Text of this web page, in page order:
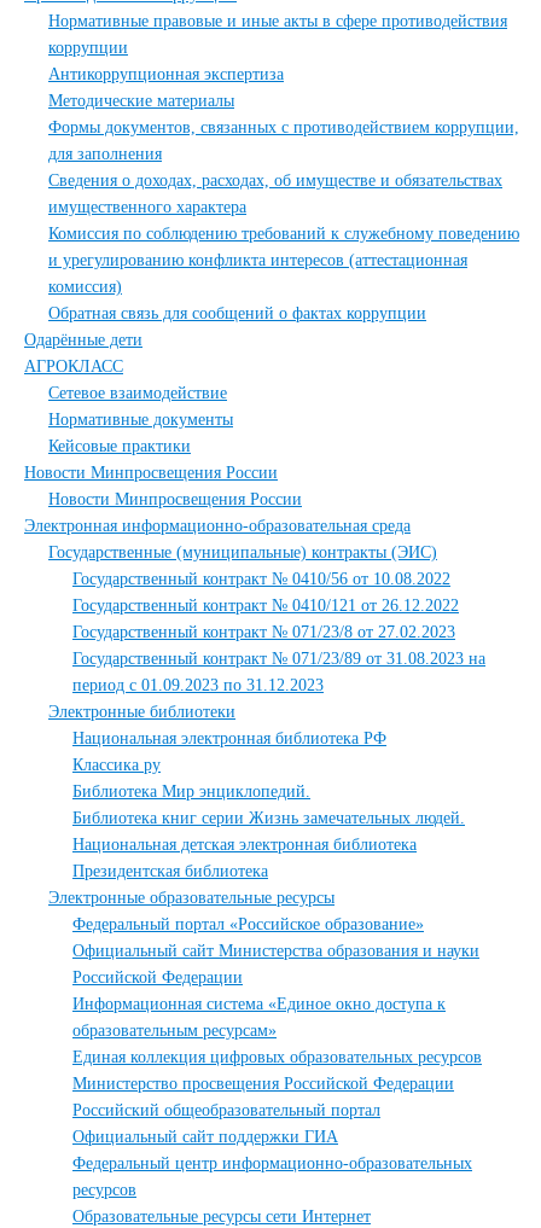
Нормативные правовые и иные акты в сфере противодействия
коррупции
Антикоррупционная экспертиза
Методические материалы
Формы документов, связанных с противодействием коррупции,
для заполнения
Сведения о доходах, расходах, об имуществе и обязательствах
имущественного характера
Комиссия по соблюдению требований к служебному поведению
и урегулированию конфликта интересов (аттестационная
комиссия)
Обратная связь для сообщений о фактах коррупции
Одарённые дети
АГРОКЛАСС
Сетевое взаимодействие
Нормативные документы
Кейсовые практики
Новости Минпросвещения России
Новости Минпросвещения России
Электронная информационно-образовательная среда
Государственные (муниципальные) контракты (ЭИС)
Государственный контракт № 0410/56 от 10.08.2022
Государственный контракт № 0410/121 от 26.12.2022
Государственный контракт № 071/23/8 от 27.02.2023
Государственный контракт № 071/23/89 от 31.08.2023 на
период с 01.09.2023 по 31.12.2023
Электронные библиотеки
Национальная электронная библиотека РФ
Классика ру
Библиотека Мир энциклопедий.
Библиотека книг серии Жизнь замечательных людей.
Национальная детская электронная библиотека
Президентская библиотека
Электронные образовательные ресурсы
Федеральный портал «Российское образование»
Официальный сайт Министерства образования и науки
Российской Федерации
Информационная система «Единое окно доступа к
образовательным ресурсам»
Единая коллекция цифровых образовательных ресурсов
Министерство просвещения Российской Федерации
Российский общеобразовательный портал
Официальный сайт поддержки ГИА
Федеральный центр информационно-образовательных
ресурсов
Образовательные ресурсы сети Интернет